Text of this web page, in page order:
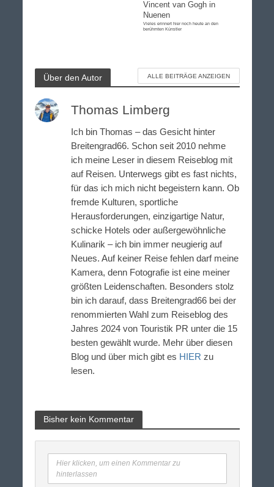
Vincent van Gogh in
Nuenen
Vieles erinnert hier noch heute an den
berühmten Künstler
Über den Autor ALLE BEITRÄGE ANZEIGEN
Thomas Limberg
Ich bin Thomas – das Gesicht hinter
Breitengrad66. Schon seit 2010 nehme
ich meine Leser in diesem Reiseblog mit
auf Reisen. Unterwegs gibt es fast nichts,
für das ich mich nicht begeistern kann. Ob
fremde Kulturen, sportliche
Herausforderungen, einzigartige Natur,
schicke Hotels oder außergewöhnliche
Kulinarik – ich bin immer neugierig auf
Neues. Auf keiner Reise fehlen darf meine
Kamera, denn Fotografie ist eine meiner
größten Leidenschaften. Besonders stolz
bin ich darauf, dass Breitengrad66 bei der
renommierten Wahl zum Reiseblog des
Jahres 2024 von Touristik PR unter die 15
besten gewählt wurde. Mehr über diesen
Blog und über mich gibt es HIER zu
lesen.
Bisher kein Kommentar
Hier klicken, um einen Kommentar zu
hinterlassen